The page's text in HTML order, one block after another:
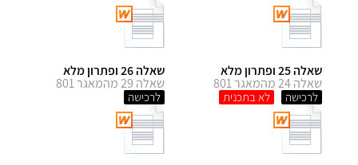
שאלה 25 ופתרון מלא
שאלה 24 מהמאגר 801
לרכישה
שאלה 26 ופתרון מלא
שאלה 29 מהמאגר 801
לרכישה